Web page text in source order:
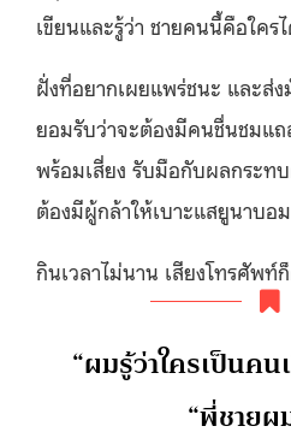
เขียนและรู้ว่า ชายคนนี้คือใคร
ฝั่งที่อยากเผยแพร่ชนะ และส่
ยอมรับว่าจะต้องมีคนชื่นชมแ
พร้อมเสี่ยง รับมือกับผลกระท
ต้องมีผู้กล้าให้เบาะแสยูนาบอ
กินเวลาไม่นาน เสียงโทรศัพท์
“ผมรู้ว่าใครเป็นค
“พี่ชายผ